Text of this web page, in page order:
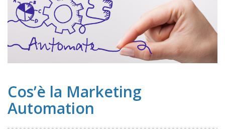
Cos’è la Marketing
Automation